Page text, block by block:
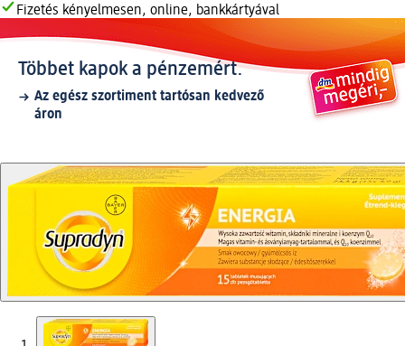
Fizetés kényelmesen, online, bankkártyával
Többet kapok a pénzemért.
Az egész szortiment tartósan kedvező
áron